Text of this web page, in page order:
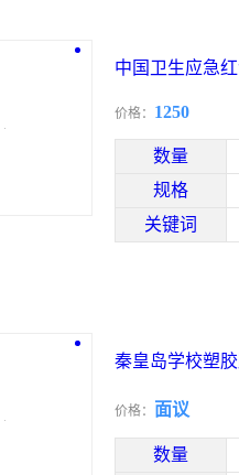
价格： 1250
数量
规格
关键词
秦皇岛学校塑
价格： 面议
数量